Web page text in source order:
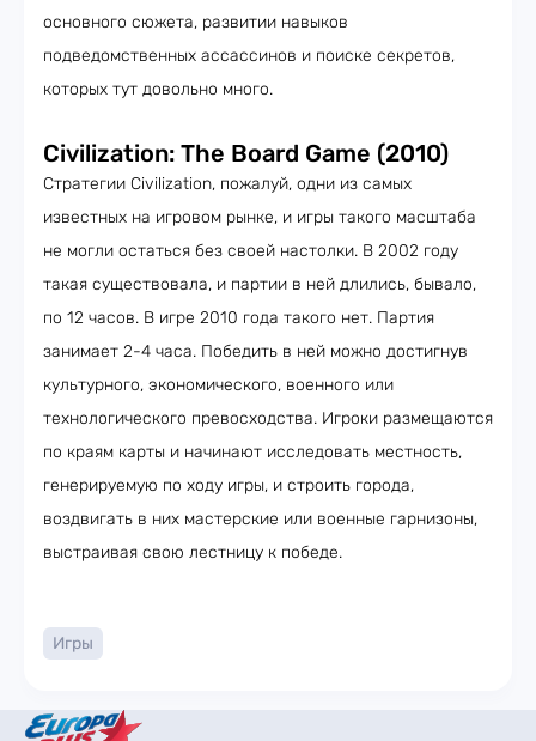
основного сюжета, развитии навыков
подведомственных ассассинов и поиске секретов,
которых тут довольно много.
Civilization: The Board Game (2010)
Стратегии Civilization, пожалуй, одни из самых
известных на игровом рынке, и игры такого масштаба
не могли остаться без своей настолки. В 2002 году
такая существовала, и партии в ней длились, бывало,
по 12 часов. В игре 2010 года такого нет. Партия
занимает 2-4 часа. Победить в ней можно достигнув
культурного, экономического, военного или
технологического превосходства. Игроки размещаются
по краям карты и начинают исследовать местность,
генерируемую по ходу игры, и строить города,
воздвигать в них мастерские или военные гарнизоны,
выстраивая свою лестницу к победе.
Игры